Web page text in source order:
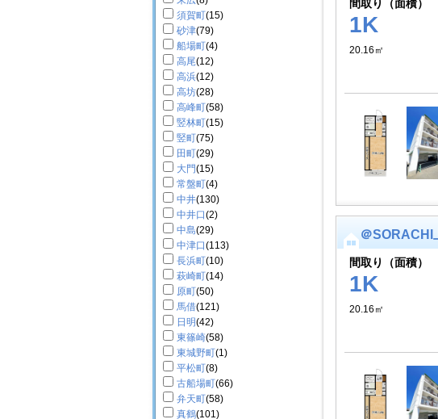
須賀町(15)
砂津(79)
船場町(4)
高尾(12)
高浜(12)
高坊(28)
高峰町(58)
竪林町(15)
竪町(75)
田町(29)
大門(15)
常盤町(4)
中井(130)
中井口(2)
中島(29)
中津口(113)
長浜町(10)
萩崎町(14)
原町(50)
馬借(121)
日明(42)
東篠崎(58)
東城野町(1)
平松町(8)
古船場町(66)
弁天町(58)
真鶴(101)
間取り（面積）
1K
20.16㎡
＠SORACHI
間取り（面積）
1K
20.16㎡